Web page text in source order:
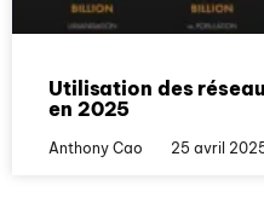
Utilisation des
en 2025
Anthony Cao 25 avril